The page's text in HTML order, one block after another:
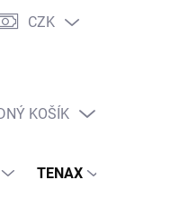
CZK
NÁKUPNÍ
KOŠÍK
TENAX